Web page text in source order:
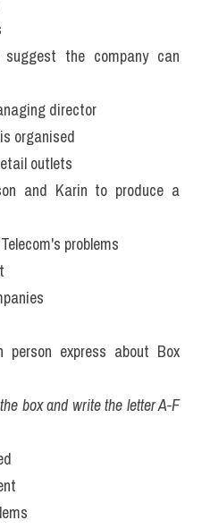
the company can
director
organised
outlets
and Karin to produce a
problems
person express about Box
box and write the letter A-F